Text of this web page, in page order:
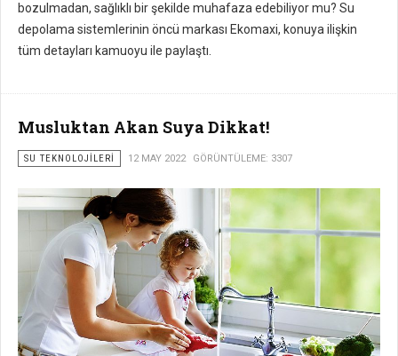
bozulmadan, sağlıklı bir şekilde muhafaza edebiliyor mu? Su
depolama sistemlerinin öncü markası Ekomaxi, konuya ilişkin
tüm detayları kamuoyu ile paylaştı.
Musluktan Akan Suya Dikkat!
SU TEKNOLOJILERI 12 MAY 2022 GÖRÜNTÜLEME: 3307